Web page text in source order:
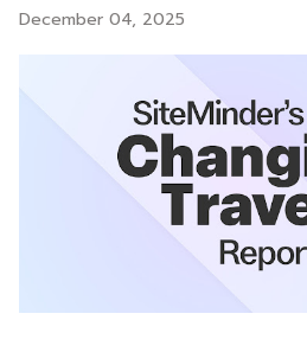
December 04, 2025